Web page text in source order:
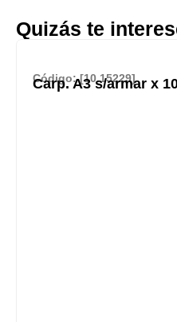
Quizás te
Código: [10.15229]
Carp. A3 s/armar x